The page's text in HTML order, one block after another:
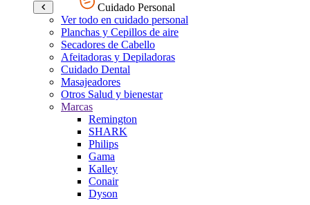
Cuidado Personal
Ver todo en cuidado personal
Planchas y Cepillos de aire
Secadores de Cabello
Afeitadoras y Depiladoras
Cuidado Dental
Masajeadores
Otros Salud y bienestar
Marcas
Remington
SHARK
Philips
Gama
Kalley
Conair
Dyson